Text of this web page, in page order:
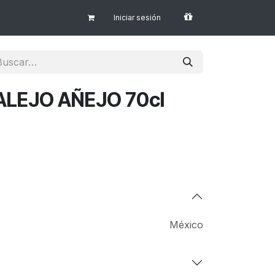
Iniciar sesión
AÑEJO 70cl
México